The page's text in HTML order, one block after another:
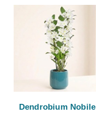
Dendrobium Nobile